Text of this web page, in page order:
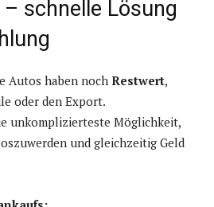
schnelle Lösung
Autos haben noch Restwert,
oder den Export.
unkomplizierteste Möglichkeit,
und gleichzeitig Geld